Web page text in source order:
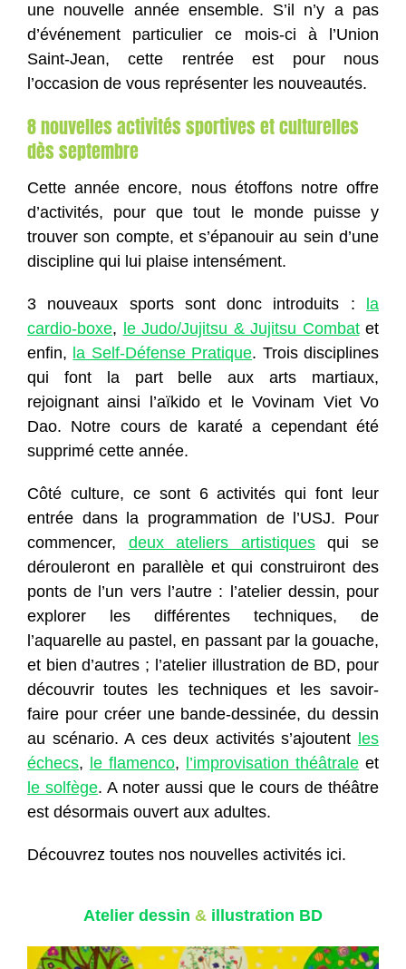
une nouvelle année ensemble. S’il n’y a pas
d’événement particulier ce mois-ci à l’Union
Saint-Jean, cette rentrée est pour nous
l’occasion de vous représenter les nouveautés.
8 nouvelles activités sportives et culturelles
dès septembre
Cette année encore, nous étoffons notre offre
d’activités, pour que tout le monde puisse y
trouver son compte, et s’épanouir au sein d’une
discipline qui lui plaise intensément.
3 nouveaux sports sont donc introduits : la
cardio-boxe, le Judo/Jujitsu & Jujitsu Combatet
enfin, la Self-Défense Pratique. Trois disciplines
qui font la part belle aux arts martiaux,
rejoignant ainsi l’aïkido et le Vovinam Viet Vo
Dao. Notre cours de karaté a cependant été
supprimé cette année.
Côté culture, ce sont 6 activités qui font leur
entrée dans la programmation de l’USJ. Pour
commencer, deux ateliers artistiquesqui se
dérouleront en parallèle et qui construiront des
ponts de l’un vers l’autre : l’atelier dessin, pour
explorer les différentes techniques, de
l’aquarelle au pastel, en passant par la gouache,
et bien d’autres ; l’atelier illustration de BD, pour
découvrir toutes les techniques et les savoir-
faire pour créer une bande-dessinée, du dessin
au scénario. A ces deux activités s’ajoutent les
échecs, le flamenco, l’improvisation théâtrale et
le solfège. A noter aussi que le cours de théâtre
est désormais ouvert aux adultes.
Découvrez toutes nos nouvelles activités ici.
Atelier dessin & illustration BD